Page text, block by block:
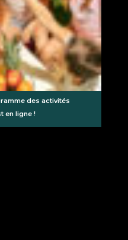
des activités
en ligne !